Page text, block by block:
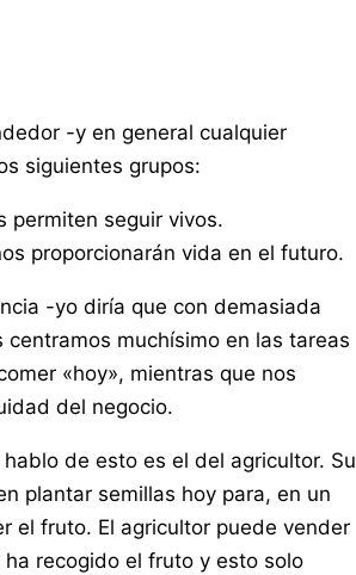
-y en general cualquier
siguientes grupos:
permiten seguir vivos.
proporcionarán vida en el futuro.
-yo diría que con demasiada
muchísimo en las tareas
«hoy», mientras que nos
del negocio.
de esto es el del agricultor. Su
plantar semillas hoy para, en un
el fruto. El agricultor puede vender
recogido el fruto y esto solo